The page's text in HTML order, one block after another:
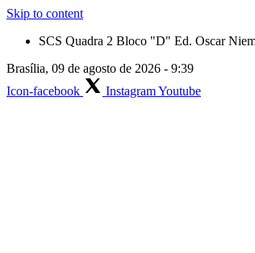
Skip to content
SCS Quadra 2 Bloco "D" Ed. Oscar
Brasília, 09 de agosto de 2026 - 9:39
Icon-facebook
InstagramYoutube